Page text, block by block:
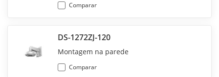
Comparar
DS-1272ZJ-120
Montagem na parede
Comparar